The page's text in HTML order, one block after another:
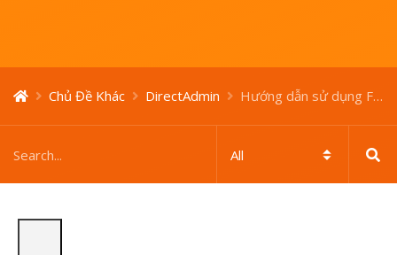
Chủ Đề Khác DirectAdmin Hướng dẫn sử dụng File Manager trên DirectAdmin